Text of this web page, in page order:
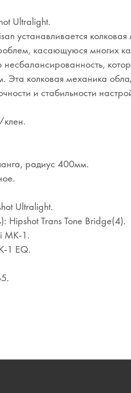
Ultralight.
устанавливается
касающуюся многих
Эта колковая механика
и стабильности
радиус 400мм.
Ultralight.
Hipshot Trans Tone Bridge(4).
MK-1.
1 EQ.